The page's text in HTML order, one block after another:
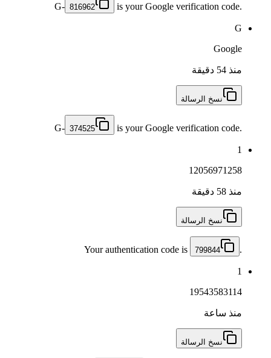
G- 816962 is your Google verification code.
G
Google
منذ 54 دقيقة
نسخ الرسالة
G- 374525 is your Google verification code.
1
12056971258
منذ 58 دقيقة
نسخ الرسالة
Your authentication code is 799844 .
1
19543583114
منذ ساعة
نسخ الرسالة